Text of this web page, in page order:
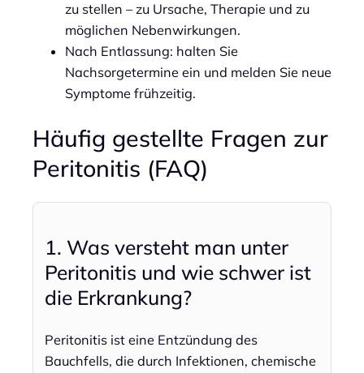
zu stellen – zu Ursache, Therapie und zu
möglichen Nebenwirkungen.
Nach Entlassung: halten Sie
Nachsorgetermine ein und melden Sie neue
Symptome frühzeitig.
Häufig gestellte Fragen zur
Peritonitis (FAQ)
1. Was versteht man unter
Peritonitis und wie schwer ist
die Erkrankung?
Peritonitis ist eine Entzündung des
Bauchfells, die durch Infektionen, chemische